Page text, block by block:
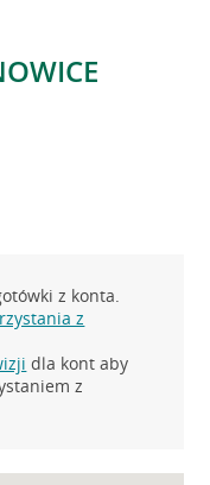
z konta.
z
dla kont aby
z